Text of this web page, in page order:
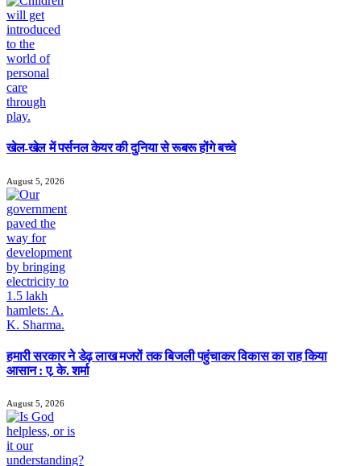
खेल-खेल में पर्सनल केयर की दुनिया से रूबरू होंगे बच्चे
August 5, 2026
हमारी सरकार ने डेढ़ लाख मजरों तक बिजली पहुंचाकर विकास का राह किया
आसान : ए. के. शर्मा
August 5, 2026